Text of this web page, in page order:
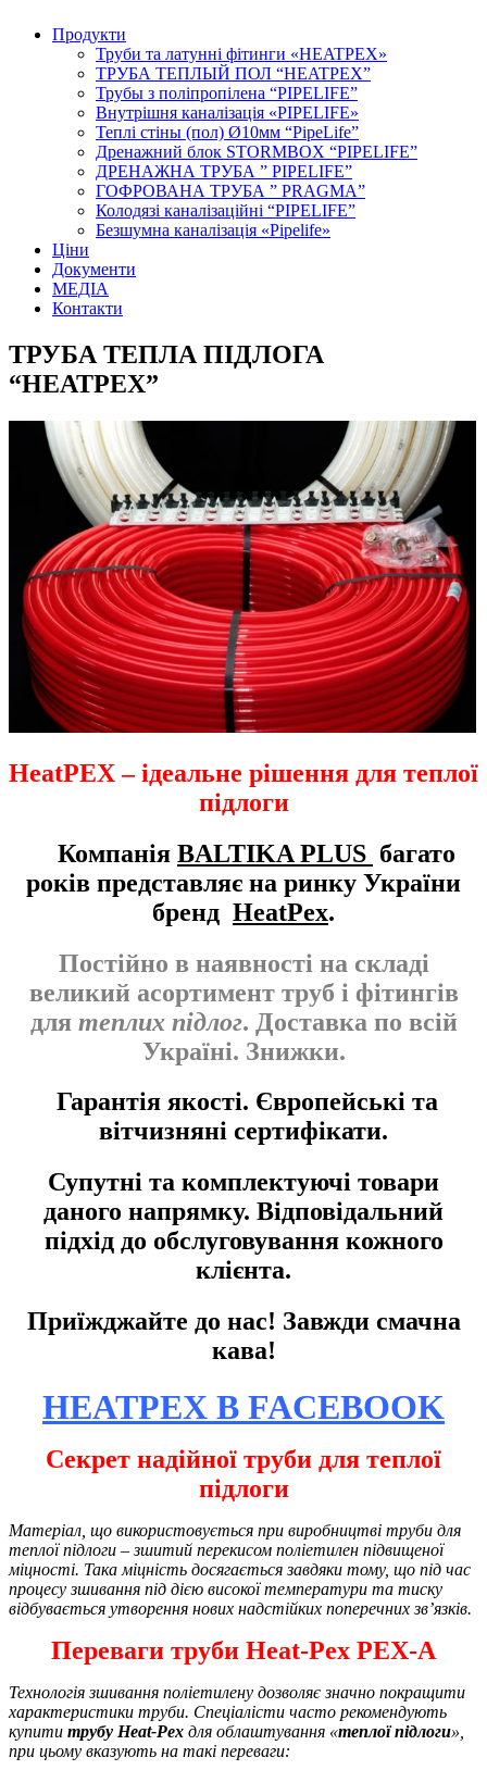
Продукти
Труби та латунні фітинги «HEATPEX»
ТРУБА ТЕПЛЫЙ ПОЛ “HEATPEX”
Трубы з поліпропілена “PIPELIFE”
Внутрішня каналізація «PIPELIFE»
Теплі стіны (пол) Ø10мм “PipeLife”
Дренажний блок STORMBOX “PIPELIFE”
ДРЕНАЖНА ТРУБА ” PIPELIFE”
ГОФРОВАНА ТРУБА ” PRAGMA”
Колодязі каналізаційні “PIPELIFE”
Безшумна каналізація «Pipelife»
Ціни
Документи
МЕДІА
Контакти
ТРУБА ТЕПЛА ПІДЛОГА
“HEATPEX”
HeatPEX – ідеальне рішення для теплої
підлоги
Компанія BALTIKA PLUS багато
років представляє на ринку України
бренд HeatPex.
Постійно в наявності на складі
великий асортимент труб і фітингів
для теплих підлог. Доставка по всій
Україні. Знижки.
Гарантія якості. Європейські та
вітчизняні сертифікати.
Супутні та комплектуючі товари
даного напрямку. Відповідальний
підхід до обслуговування кожного
клієнта.
Приїжджайте до нас! Завжди смачна
кава!
HEATPEX В FACEBOOK
Секрет надійної труби для теплої
підлоги
Матеріал, що використовується при виробництві труби для
теплої підлоги – зшитий перекисом поліетилен підвищеної
міцності. Така міцність досягається завдяки тому, що під час
процесу зшивання під дією високої температури та тиску
відбувається утворення нових надстійких поперечних зв’язків.
Переваги труби Heat-Pex PEX-A
Технологія зшивання поліетилену дозволяє значно покращити
характеристики труби. Спеціалісти часто рекомендують
купити трубу Heat-Pex для облаштування «теплої підлоги»,
при цьому вказують на такі переваги: